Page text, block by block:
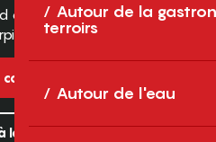
Autour de la
terroirs
Autour de l'eau
des Pyrénées
Cedex
la newsletter